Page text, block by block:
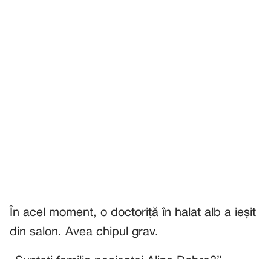
În acel moment, o doctoriță în halat alb a ieșit
din salon. Avea chipul grav.